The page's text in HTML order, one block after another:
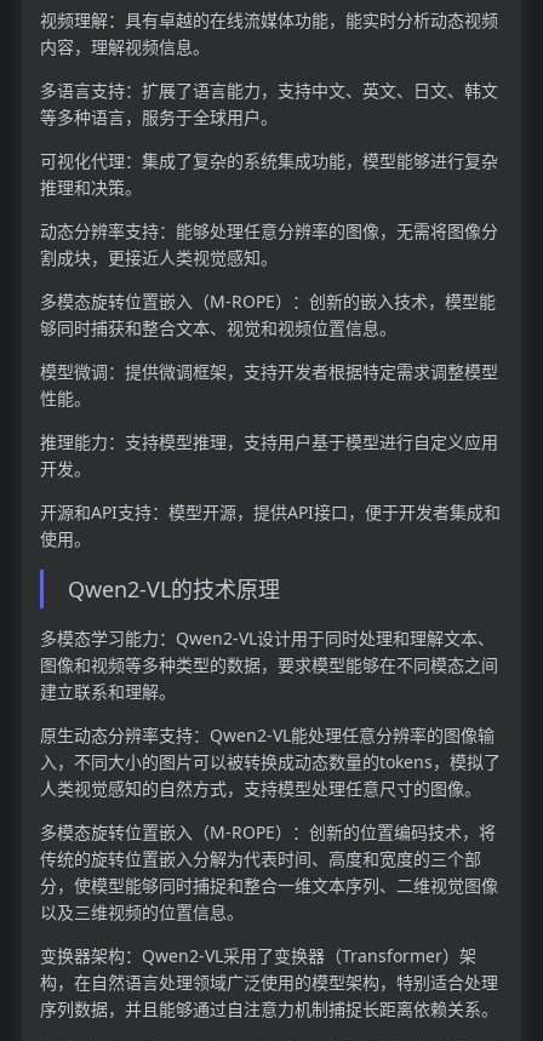
视频理解：具有卓越的在线流媒体功能，能实时分析动态视频
内容，理解视频信息。
多语言支持：扩展了语言能力，支持中文、英文、日文、韩文
等多种语言，服务于全球用户。
可视化代理：集成了复杂的系统集成功能，模型能够进行复杂
推理和决策。
动态分辨率支持：能够处理任意分辨率的图像，无需将图像分
割成块，更接近人类视觉感知。
多模态旋转位置嵌入（M-ROPE）：创新的嵌入技术，模型能
够同时捕获和整合文本、视觉和视频位置信息。
模型微调：提供微调框架，支持开发者根据特定需求调整模型
性能。
推理能力：支持模型推理，支持用户基于模型进行自定义应用
开发。
开源和API支持：模型开源，提供API接口，便于开发者集成和
使用。
Qwen2-VL的技术原理
多模态学习能力：Qwen2-VL设计用于同时处理和理解文本、
图像和视频等多种类型的数据，要求模型能够在不同模态之间
建立联系和理解。
原生动态分辨率支持：Qwen2-VL能处理任意分辨率的图像输
入，不同大小的图片可以被转换成动态数量的tokens，模拟了
人类视觉感知的自然方式，支持模型处理任意尺寸的图像。
多模态旋转位置嵌入（M-ROPE）：创新的位置编码技术，将
传统的旋转位置嵌入分解为代表时间、高度和宽度的三个部
分，使模型能够同时捕捉和整合一维文本序列、二维视觉图像
以及三维视频的位置信息。
变换器架构：Qwen2-VL采用了变换器（Transformer）架
构，在自然语言处理领域广泛使用的模型架构，特别适合处理
序列数据，并且能够通过自注意力机制捕捉长距离依赖关系。